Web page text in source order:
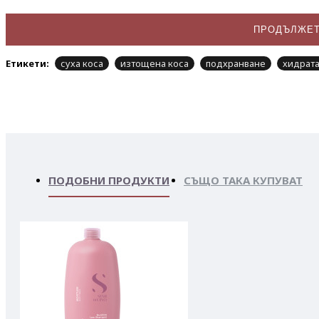
Етикети: суха коса изтощена коса подхранване
ПОДОБНИ ПРОДУКТИ СЪЩО ТАКА КУПУВАТ